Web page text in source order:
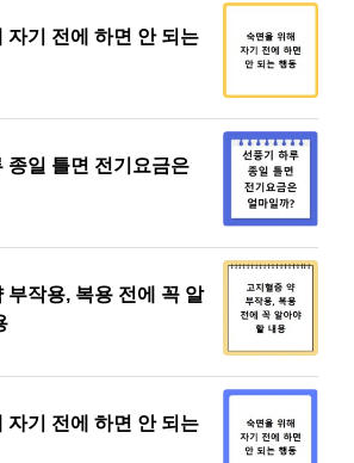
자기 전에 하면 안 되는
종일 틀면 전기요금은
부작용, 복용 전에 꼭 알
자기 전에 하면 안 되는